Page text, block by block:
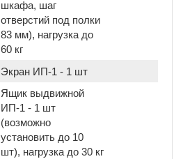
шкафа, шаг
отверстий под полки
83 мм), нагрузка до
60 кг
Экран ИП-1 - 1 шт
Ящик выдвижной
ИП-1 - 1 шт
(возможно
установить до 10
шт), нагрузка до 30 кг